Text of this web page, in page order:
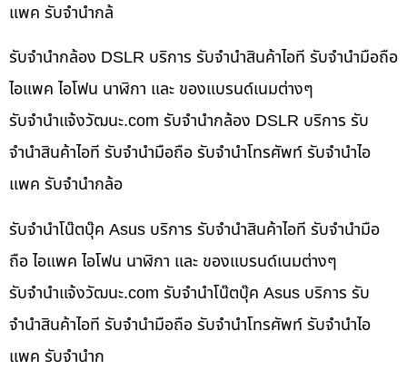
แพค รับจำนำกล้
รับจำนำกล้อง DSLR บริการ รับจำนำสินค้าไอที รับจำนำมือถือ
ไอแพค ไอโฟน นาฬิกา และ ของแบรนด์เนมต่างๆ
รับจํานําแจ้งวัฒนะ.com รับจำนำกล้อง DSLR บริการ รับ
จำนำสินค้าไอที รับจำนำมือถือ รับจำนำโทรศัพท์ รับจำนำไอ
แพค รับจำนำกล้อ
รับจำนำโน๊ตบุ๊ค Asus บริการ รับจำนำสินค้าไอที รับจำนำมือ
ถือ ไอแพค ไอโฟน นาฬิกา และ ของแบรนด์เนมต่างๆ
รับจํานําแจ้งวัฒนะ.com รับจำนำโน๊ตบุ๊ค Asus บริการ รับ
จำนำสินค้าไอที รับจำนำมือถือ รับจำนำโทรศัพท์ รับจำนำไอ
แพค รับจำนำก